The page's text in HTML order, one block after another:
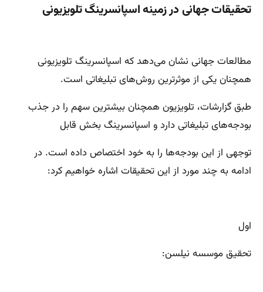
تحقیقات جهانی در زمینه اسپانسرینگ تلویزیونی
مطالعات جهانی نشان می‌دهد که اسپانسرینگ تلویزیونی
همچنان یکی از موثرترین روش‌های تبلیغاتی است.
طبق گزارشات، تلویزیون همچنان بیشترین سهم را در جذب
بودجه‌های تبلیغاتی دارد و اسپانسرینگ بخش قابل
توجهی از این بودجه‌ها را به خود اختصاص داده است. در
ادامه به چند مورد از این تحقیقات اشاره خواهیم کرد:
اول
تحقیق موسسه نیلسن: